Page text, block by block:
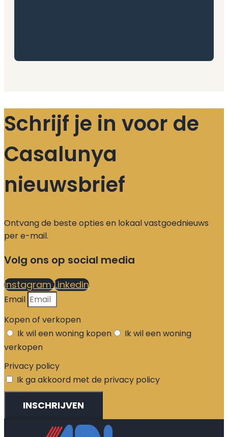
Schrijf je in voor de
Casalunya
nieuwsbrief
Ontvang de beste opties en lokaal vastgoednieuws
per e-mail.
Volg ons op social media
Instagram Linkedin
Email
Kopen of verkopen
Ik wil een woning kopen
Ik wil een woning
verkopen
Privacy policy
Ik ga akkoord met de privacy policy
INSCHRIJVEN